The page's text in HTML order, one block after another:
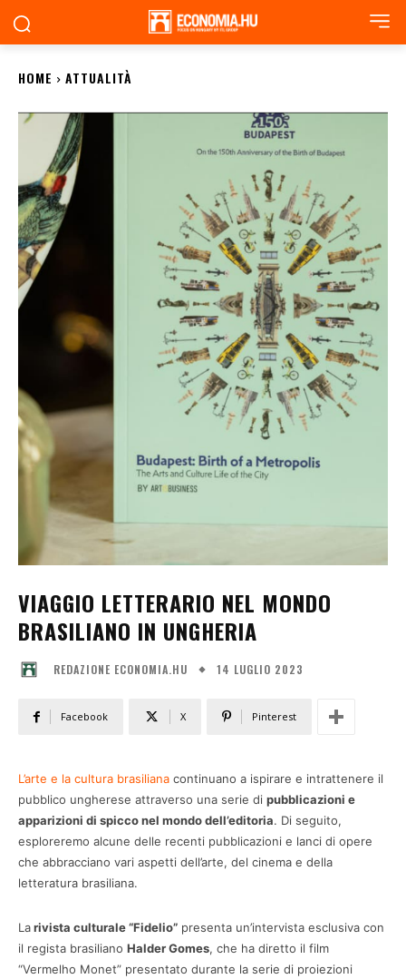
HOME ATTUALITÀ
VIAGGIO LETTERARIO NEL MONDO
BRASILIANO IN UNGHERIA
REDAZIONE ECONOMIA.HU 14 LUGLIO 2023
Facebook X Pinterest
L’arte e la cultura brasiliana continuano a ispirare e intrattenere il
pubblico ungherese attraverso una serie di pubblicazioni e
apparizioni di spicco nel mondo dell’editoria. Di seguito,
esploreremo alcune delle recenti pubblicazioni e lanci di opere
che abbracciano vari aspetti dell’arte, del cinema e della
letteratura brasiliana.
Larivista culturale “Fidelio” presenta un’intervista esclusiva con
il regista brasiliano Halder Gomes, che ha diretto il film
“Vermelho Monet” presentato durante la serie di proiezioni